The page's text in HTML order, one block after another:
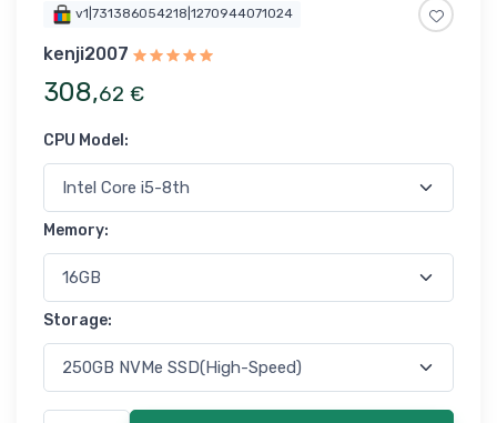
v1|731386054218|1270944071024
kenji2007
308,62 €
CPU Model :
Memory:
Storage: